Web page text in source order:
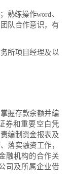
练操作word、
队合作意识，有
所项目经理及以
握存款余额并编
券和重要空白凭
编制资金报表及
落实融资工作，
融机构的合作关
司及所属企业借